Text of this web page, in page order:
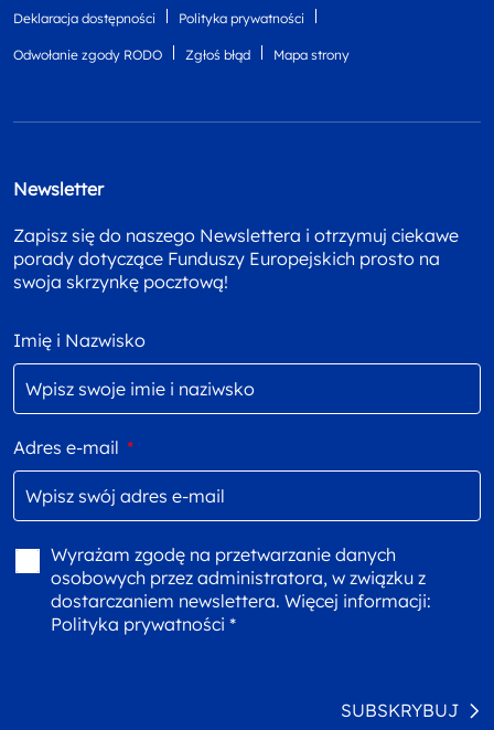
Deklaracja dostępności Polityka prywatności
Odwołanie zgody RODO Zgłoś błąd Mapa strony
Newsletter
Zapisz się do naszego Newslettera i otrzymuj ciekawe
porady dotyczące Funduszy Europejskich prosto na
swoja skrzynkę pocztową!
Imię i Nazwisko
Adres e-mail *
Wyrażam zgodę na przetwarzanie danych
osobowych przez administratora, w związku z
dostarczaniem newslettera. Więcej informacji:
Polityka prywatności *
SUBSKRYBUJ